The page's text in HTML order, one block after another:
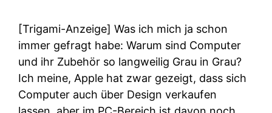
[Trigami-Anzeige] Was ich mich ja schon
immer gefragt habe: Warum sind Computer
und ihr Zubehör so langweilig Grau in Grau?
Ich meine, Apple hat zwar gezeigt, dass sich
Computer auch über Design verkaufen